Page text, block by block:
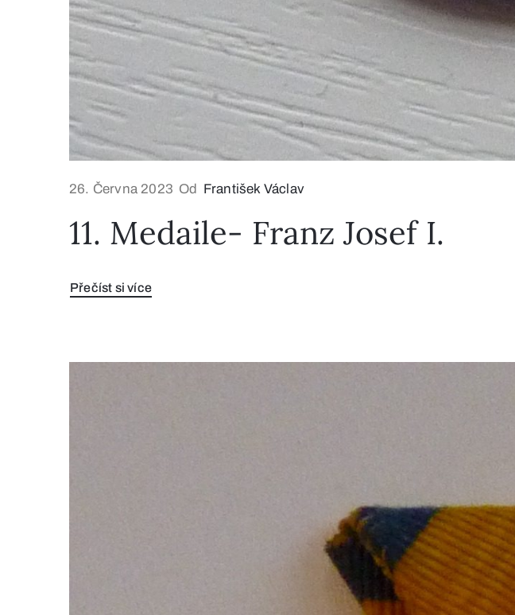
26. Června 2023 Od František Václav
11. Medaile- Franz Josef I.
Přečíst si více